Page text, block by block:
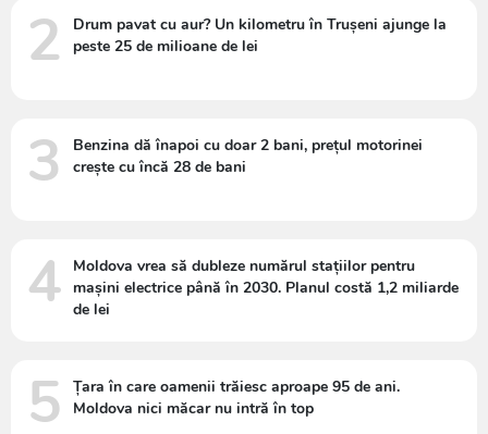
2
Drum pavat cu aur? Un kilometru în Trușeni ajunge la
peste 25 de milioane de lei
3
Benzina dă înapoi cu doar 2 bani, prețul motorinei
crește cu încă 28 de bani
4
Moldova vrea să dubleze numărul stațiilor pentru
mașini electrice până în 2030. Planul costă 1,2 miliarde
de lei
5
Țara în care oamenii trăiesc aproape 95 de ani.
Moldova nici măcar nu intră în top